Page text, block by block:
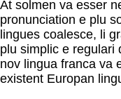
At solmen va esser
pronunciation e plu
lingues coalesce, li
plu simplic e regulari
nov lingua franca va
existent Europan